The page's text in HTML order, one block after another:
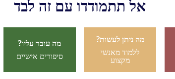
אל תתמודדו עם זה לבד
מה ניתן לעשות?
ללמוד מאנשי
מקצוע
מה עובר עליו?
סיפורים אישיים